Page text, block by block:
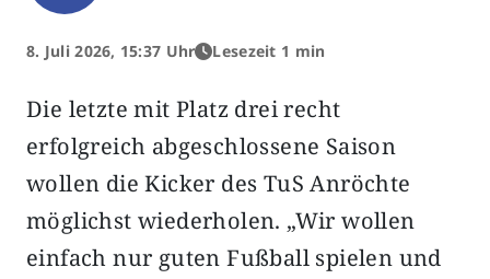
8. Juli 2026, 15:37 Uhr Lesezeit 1 min
Die letzte mit Platz drei recht
erfolgreich abgeschlossene Saison
wollen die Kicker des TuS Anröchte
möglichst wiederholen. „Wir wollen
einfach nur guten Fußball spielen und